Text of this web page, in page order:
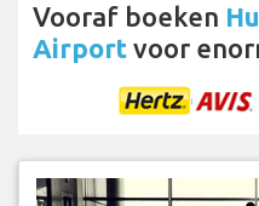
Vooraf boeken
Airport voor